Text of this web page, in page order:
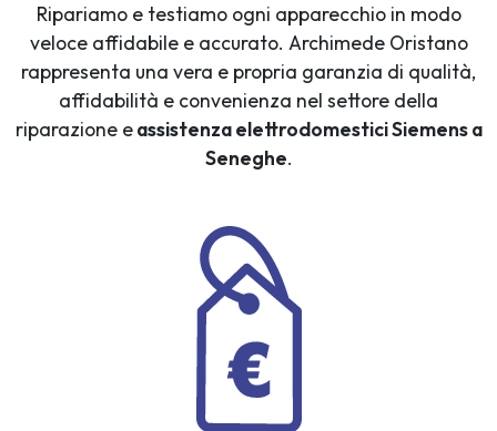
Ripariamo e testiamo ogni apparecchio in modo
veloce affidabile e accurato. Archimede Oristano
rappresenta una vera e propria garanzia di qualità,
affidabilità e convenienza nel settore della
riparazione eassistenza elettrodomestici Siemens a
Seneghe.